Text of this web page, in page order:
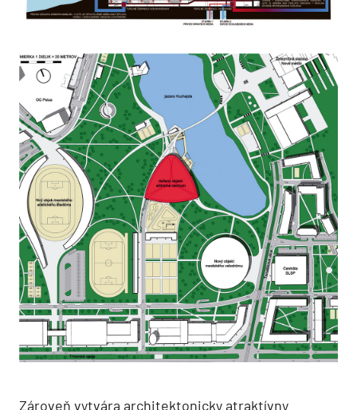
Zároveň vytvára architektonicky atraktívny